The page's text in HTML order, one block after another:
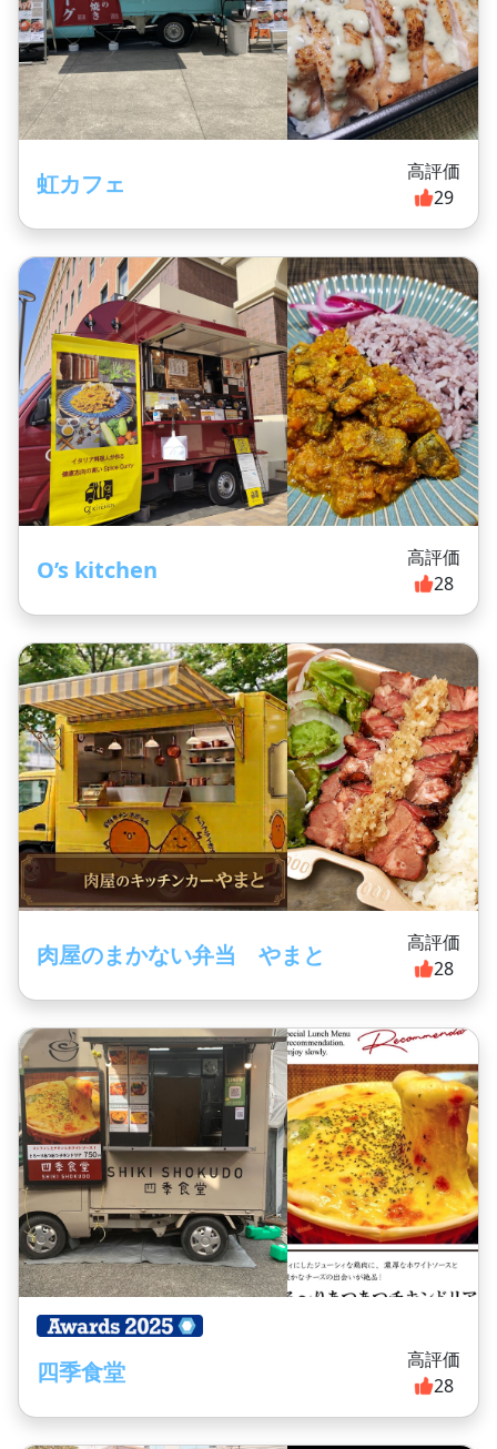
虹カフェ
高評価
29
O’s kitchen
高評価
28
肉屋のまかない弁当 やまと
高評価
28
四季食堂
高評価
28